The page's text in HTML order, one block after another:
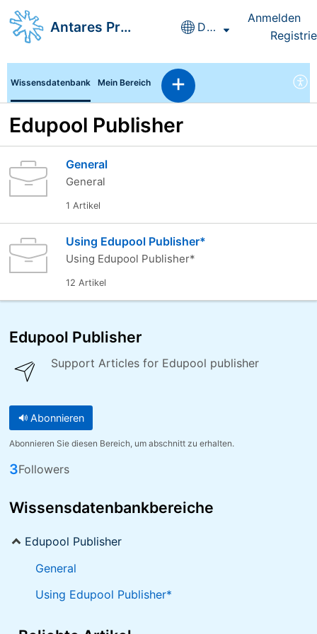
Antares Project GmbH Deutsch
Anmelden
Wissensdatenbank Mein Bereich
Edupool Publisher
General
General
1 Artikel
Using Edupool Publisher*
Using Edupool Publisher*
12 Artikel
Edupool Publisher
Support Articles for Edupool publisher
Abonnieren
Abonnieren Sie diesen Bereich, um abschnitt zu erhalten.
3Followers
Wissensdatenbankbereiche
Edupool Publisher
General
Using Edupool Publisher*